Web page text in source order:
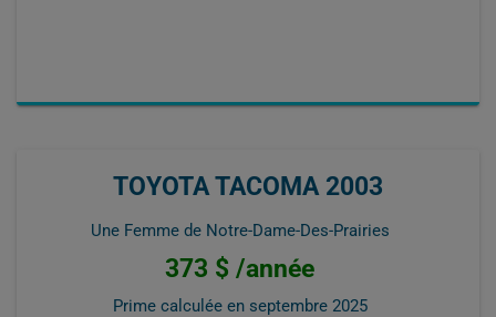
TOYOTA TACOMA 2003
Une Femme de Notre-Dame-Des-Prairies
373 $ /année
Prime calculée en septembre 2025